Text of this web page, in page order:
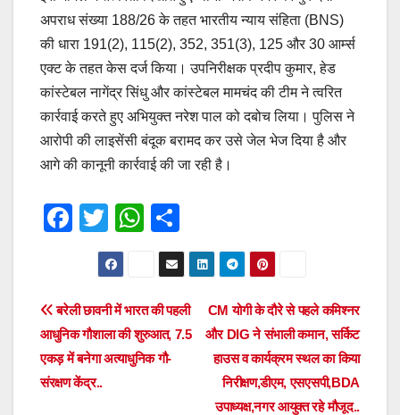
अपराध संख्या 188/26 के तहत भारतीय न्याय संहिता (BNS)
की धारा 191(2), 115(2), 352, 351(3), 125 और 30 आर्म्स
एक्ट के तहत केस दर्ज किया। उपनिरीक्षक प्रदीप कुमार, हेड
कांस्टेबल नागेंद्र सिंधु और कांस्टेबल मामचंद की टीम ने त्वरित
कार्रवाई करते हुए अभियुक्त नरेश पाल को दबोच लिया। पुलिस ने
आरोपी की लाइसेंसी बंदूक बरामद कर उसे जेल भेज दिया है और
आगे की कानूनी कार्रवाई की जा रही है।
F
e
b
o
o
T
wi
tt
er
W
h
at
s
A
p
h
ar
e
Post
navigation
CM योगी के दौरे से पहले कमिश्नर
और DIG ने संभाली कमान, सर्किट
हाउस व कार्यक्रम स्थल का किया
निरीक्षण,डीएम, एसएसपी,BDA
उपाध्यक्ष,नगर आयुक्त रहे मौजूद..
बरेली छावनी में भारत की पहली
आधुनिक गौशाला की शुरुआत, 7.5
एकड़ में बनेगा अत्याधुनिक गौ-
संरक्षण केंद्र..